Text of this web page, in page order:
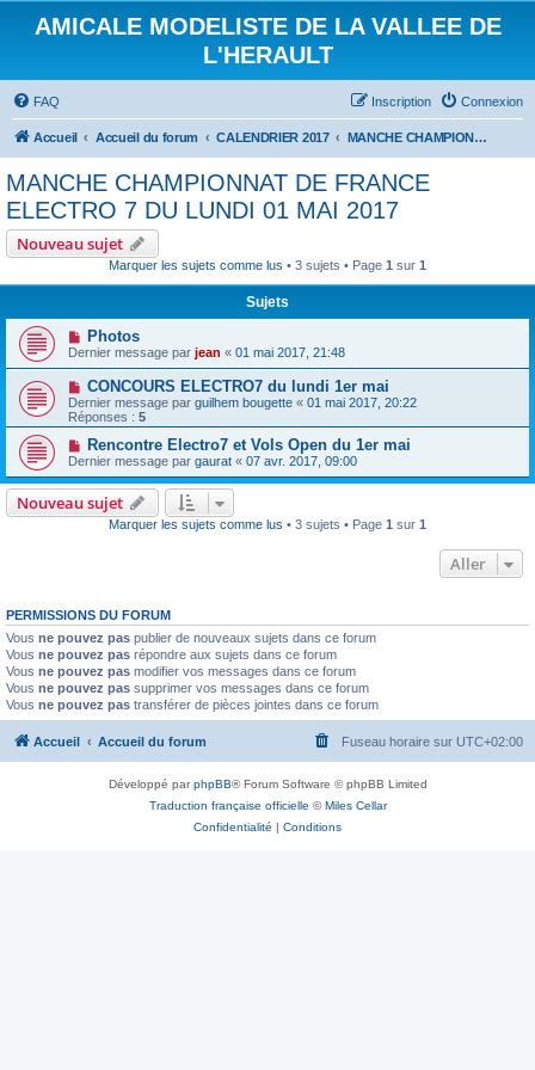
AMICALE MODELISTE DE LA VALLEE DE
L'HERAULT
FAQ Connexion
Inscription
Accueil Accueil du forum CALENDRIER 2017 MANCHE CHAMPIONNAT DE FRANCE ELECTRO 7 DU LUNDI 01 MAI 2017
MANCHE CHAMPIONNAT DE FRANCE
ELECTRO 7 DU LUNDI 01 MAI 2017
Nouveau sujet
Marquer les sujets comme lus • 3 sujets • Page 1 sur 1
Sujets
Photos
Dernier message par jean « 01 mai 2017, 21:48
CONCOURS ELECTRO7 du lundi 1er mai
Dernier message par guilhem bougette « 01 mai 2017, 20:22
Réponses : 5
Rencontre Electro7 et Vols Open du 1er mai
Dernier message par gaurat « 07 avr. 2017, 09:00
Nouveau sujet
Marquer les sujets comme lus • 3 sujets • Page 1 sur 1
Aller
PERMISSIONS DU FORUM
Vous ne pouvez pas publier de nouveaux sujets dans ce forum
Vous ne pouvez pas répondre aux sujets dans ce forum
Vous ne pouvez pas modifier vos messages dans ce forum
Vous ne pouvez pas supprimer vos messages dans ce forum
Vous ne pouvez pas transférer de pièces jointes dans ce forum
Accueil Accueil du forum Fuseau horaire sur UTC+02:00
Développé parphpBB® Forum Software © phpBB Limited
Traduction française officielle ©Miles Cellar
Confidentialité | Conditions